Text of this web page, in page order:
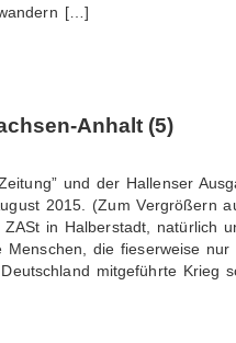
[…]
Anhalt (5)
und der Hallenser
2015. (Zum Vergrößern
in Halberstadt, natürlich
Menschen, die fieserweise
mitgeführte Krieg